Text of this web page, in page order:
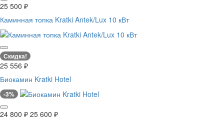
25 500 ₽
Каминная топка Kratki Antek/Lux 10 кВт
Скидка!
25 556 ₽
Биокамин Kratki Hotel
-3%
24 800 ₽ 25 600 ₽